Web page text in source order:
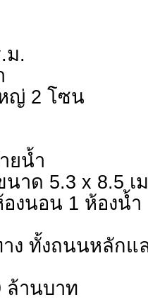
ม.
ญ่ 2 โซน
ยน้ำ
าด 5.3 x 8.5 เ
งนอน 1 ห้องน้ำ
าง ทั้งถนนหลัก
ล้านบาท